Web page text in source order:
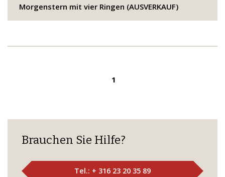
Morgenstern mit vier Ringen (AUSVERKAUF)
1
Brauchen Sie Hilfe?
Tel.: + 316 23 20 35 89